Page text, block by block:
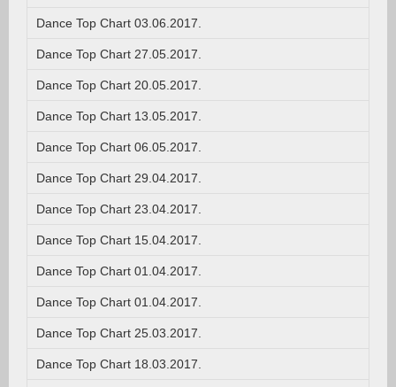
Dance Top Chart 03.06.2017.
Dance Top Chart 27.05.2017.
Dance Top Chart 20.05.2017.
Dance Top Chart 13.05.2017.
Dance Top Chart 06.05.2017.
Dance Top Chart 29.04.2017.
Dance Top Chart 23.04.2017.
Dance Top Chart 15.04.2017.
Dance Top Chart 01.04.2017.
Dance Top Chart 01.04.2017.
Dance Top Chart 25.03.2017.
Dance Top Chart 18.03.2017.